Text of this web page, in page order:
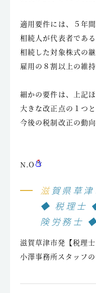
適用要件には、５年
相続人が代表者である
相続した対象株式の継
雇用の８割以上の
細かの要件は、上記
大きな改正点の１つ
今後の税制改正の動
N.O
滋賀県草
◆ 税理士
険労務士
滋賀草津市発【税理
小澤事務所スタッフ